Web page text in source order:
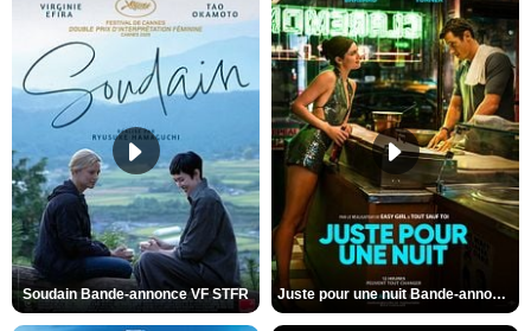
Soudain Bande-annonce VF STFR Juste pour une nuit Bande-annonce VO STFR